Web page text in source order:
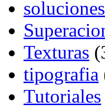
Texturas
tipografia
Tutoriales